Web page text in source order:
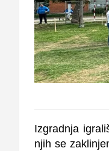
Izgradnja
njih se